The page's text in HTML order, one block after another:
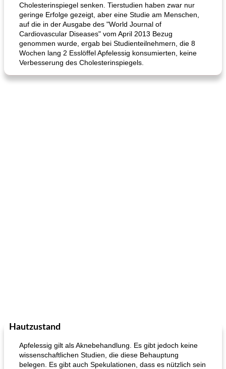
Karamell-Brownie-Kuchen Cilantro-Curry-Hühnersalat
Cholesterinspiegel senken. Tierstudien haben zwar nur
geringe Erfolge gezeigt, aber eine Studie am Menschen,
auf die in der Ausgabe des "World Journal of
Cardiovascular Diseases" vom April 2013 Bezug
genommen wurde, ergab bei Studienteilnehmern, die 8
Wochen lang 2 Esslöffel Apfelessig konsumierten, keine
Verbesserung des Cholesterinspiegels.
Hautzustand
Apfelessig gilt als Aknebehandlung. Es gibt jedoch keine
wissenschaftlichen Studien, die diese Behauptung
belegen. Es gibt auch Spekulationen, dass es nützlich sein